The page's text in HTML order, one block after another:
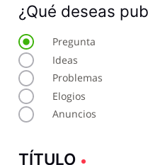
¿Qué deseas
Pregunta
Ideas
Problemas
Elogios
Anuncios
TÍTULO